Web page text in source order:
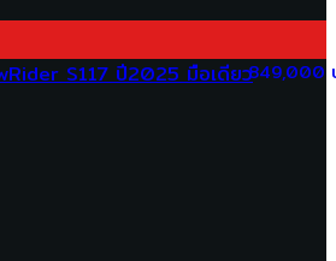
849,000
S117 ปี2025 มือเดียว